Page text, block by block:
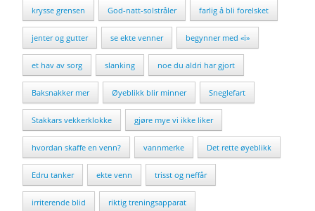
krysse grensen God-natt-solstråler farlig å bli forelsket
jenter og gutter se ekte venner begynner med «i»
et hav av sorg slanking noe du aldri har gjort
Baksnakker mer Øyeblikk blir minner Sneglefart
Stakkars vekkerklokke gjøre mye vi ikke liker
hvordan skaffe en venn? vannmerke Det rette øyeblikk
Edru tanker ekte venn trisst og neffår
irriterende blid riktig treningsapparat